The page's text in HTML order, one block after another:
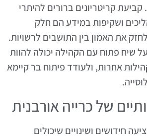
קריטריונים ברורים להיתרי
ושקיפות במידע הם חלק
את האמון בין התושבים לרשויות.
שיח פתוח עם הקהילה יכולה להוות
אחרות, ולעודד פיתוח בר קיימא
של כרייה אורבנית
חידושים ושינויים שיכולים